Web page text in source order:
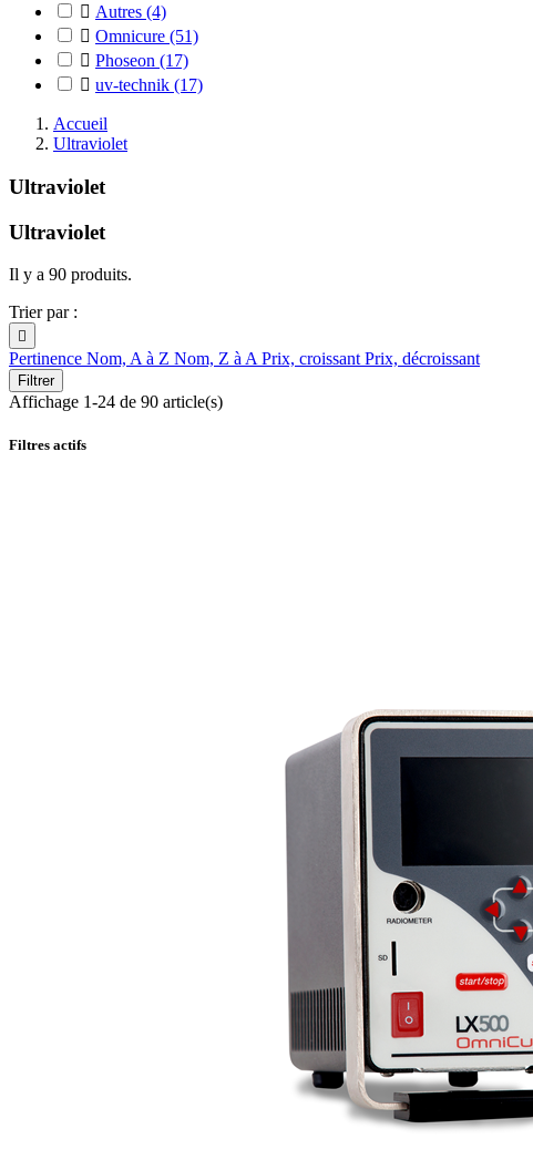
 Autres (4)
 Omnicure (51)
 Phoseon (17)
 uv-technik (17)
Accueil
Ultraviolet
Ultraviolet
Ultraviolet
Il y a 90 produits.
Trier par :

Pertinence Nom, A à Z Nom, Z à A Prix, croissant Prix, décroissant
Filtrer
Affichage 1-24 de 90 article(s)
Filtres actifs